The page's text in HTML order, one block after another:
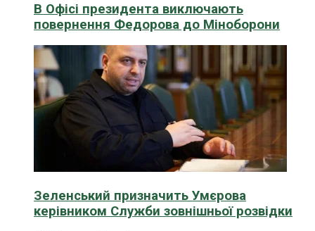
В Офісі президента виключають
повернення Федорова до Міноборони
Зеленський призначить Умєрова
керівником Служби зовнішньої розвідки